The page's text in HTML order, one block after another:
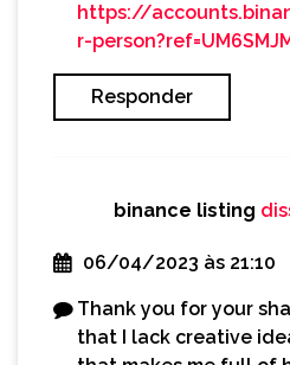
https://
r-
Responder
binance listing
06/04/2023 às 21:10
Thank you for your
that I lack creative